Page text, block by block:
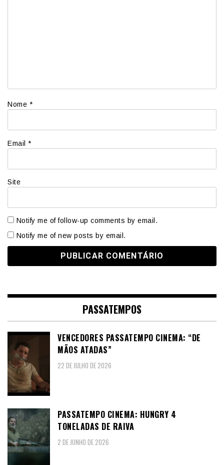
Nome *
Email *
Site
Notify me of follow-up comments by email.
Notify me of new posts by email.
PASSATEMPOS
VENCEDORES PASSATEMPO CINEMA: “DE
MÃOS ATADAS”
22 DE JULHO DE 2026
PASSATEMPO CINEMA: HUNGRY 4
TONELADAS DE RAIVA
2 DE JUNHO DE 2026